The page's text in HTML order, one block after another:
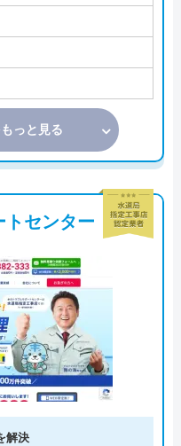
っと見る
トセンター
解決